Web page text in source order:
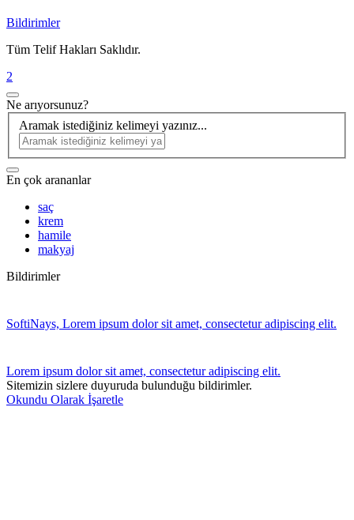
Bildirimler
Tüm Telif Hakları Saklıdır.
2
Ne arıyorsunuz?
Aramak istediğiniz kelimeyi yazınız...
En çok arananlar
saç
krem
hamile
makyaj
Bildirimler
SoftiNays, Lorem ipsum dolor sit amet, consectetur adipiscing elit.
Lorem ipsum dolor sit amet, consectetur adipiscing elit.
Sitemizin sizlere duyuruda bulunduğu bildirimler.
Okundu Olarak İşaretle